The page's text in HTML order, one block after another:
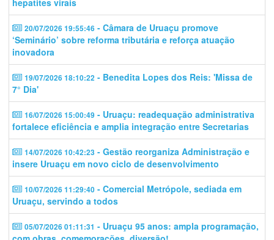
hepatites virais
20/07/2026 19:55:46 - Câmara de Uruaçu promove
‘Seminário’ sobre reforma tributária e reforça atuação
inovadora
19/07/2026 18:10:22 - Benedita Lopes dos Reis: 'Missa de
7° Dia'
16/07/2026 15:00:49 - Uruaçu: readequação administrativa
fortalece eficiência e amplia integração entre Secretarias
14/07/2026 10:42:23 - Gestão reorganiza Administração e
insere Uruaçu em novo ciclo de desenvolvimento
10/07/2026 11:29:40 - Comercial Metrópole, sediada em
Uruaçu, servindo a todos
05/07/2026 01:11:31 - Uruaçu 95 anos: ampla programação,